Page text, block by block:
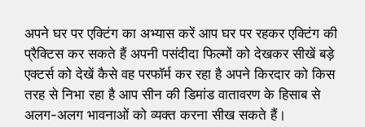
अपने घर पर एक्टिंग का अभ्यास करें आप घर पर रहकर एक्टिंग की
प्रैक्टिस कर सकते हैं अपनी पसंदीदा फिल्मों को देखकर सीखें बड़े
एक्टर्स को देखें कैसे वह परफॉर्म कर रहा है अपने किरदार को किस
तरह से निभा रहा है आप सीन की डिमांड वातावरण के हिसाब से
अलग-अलग भावनाओं को व्यक्त करना सीख सकते हैं।